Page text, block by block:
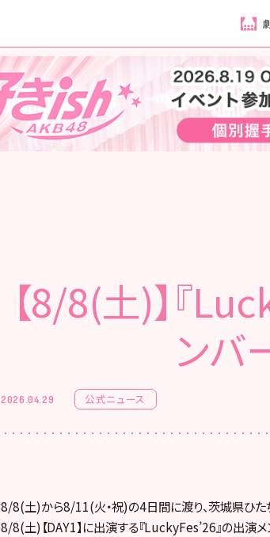
【8/8(土)】『
ンバ
2026.04.29 公式ニュース
8/8(土)から8/11(火・祝)の4日間に渡り、茨城県ひ
8/8(土)【DAY1】に出演する『LuckyFes’26』の出演